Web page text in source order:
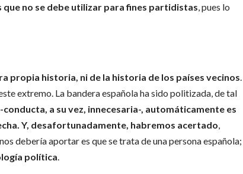
no se debe utilizar para fines partidistas, pues lo
propia historia, ni de la historia de los países vecinos
extremo. La bandera española ha sido politizada, de tal
a su vez, innecesaria-, automáticamente es
Y, desafortunadamente, habremos acertado
debería aportar es que se trata de una persona española;
política